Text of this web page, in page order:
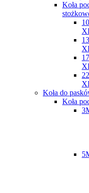
Koła
Koła do
Koła